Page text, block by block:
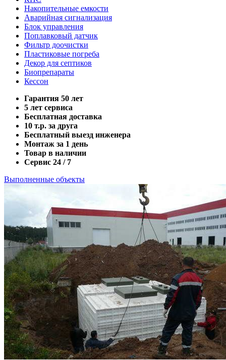
Накопительные емкости
Аварийная сигнализация
Блок управления
Поплавковый датчик
Фильтр доочистки
Пластиковые погреба
Декор для септиков
Биопрепараты
Кессон
Гарантия 50 лет
5 лет сервиса
Бесплатная доставка
10 т.р. за друга
Бесплатный выезд инженера
Монтаж за 1 день
Товар в наличии
Сервис 24 / 7
Выполненные объекты